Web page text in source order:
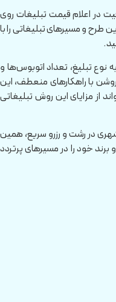
در اعلام قیمت تبلیغات روی
طرح و مسیرهای تبلیغاتی را با
تبلیغ، تعداد اتوبوس‌ها و
با راهکارهای منعطف، این
از مزایای این روش تبلیغاتی
در رشت و رزرو سریع، همین
خود را در مسیرهای پرتردد